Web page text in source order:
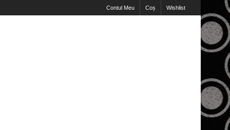
Contul Meu Coș Wishlist